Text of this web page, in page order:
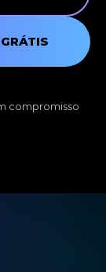
compromisso